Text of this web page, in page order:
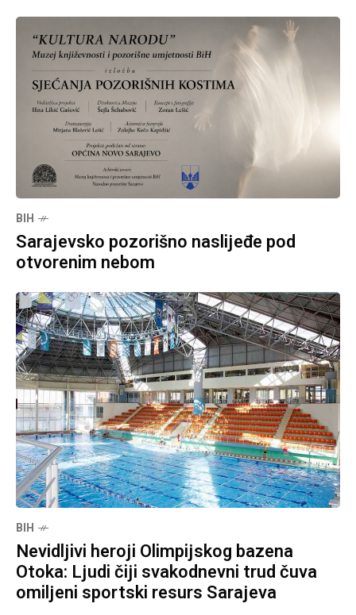
BIH
Sarajevsko pozorišno naslijeđe pod
otvorenim nebom
BIH
Nevidljivi heroji Olimpijskog bazena
Otoka: Ljudi čiji svakodnevni trud čuva
omiljeni sportski resurs Sarajeva